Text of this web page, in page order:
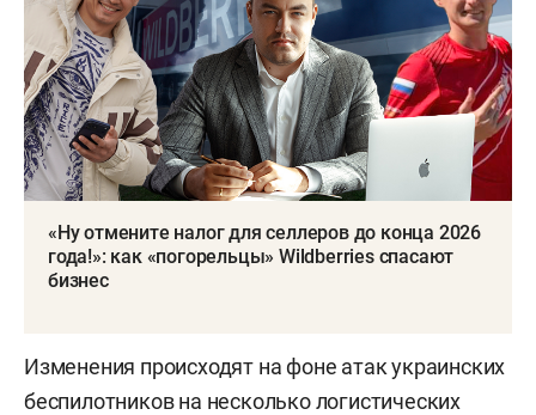
«Ну отмените налог для селлеров до конца 2026
года!»: как «погорельцы» Wildberries спасают
бизнес
Изменения происходят на фоне атак украинских
беспилотников на несколько логистических